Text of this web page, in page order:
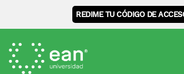
REDIME TU CÓDIGO DE